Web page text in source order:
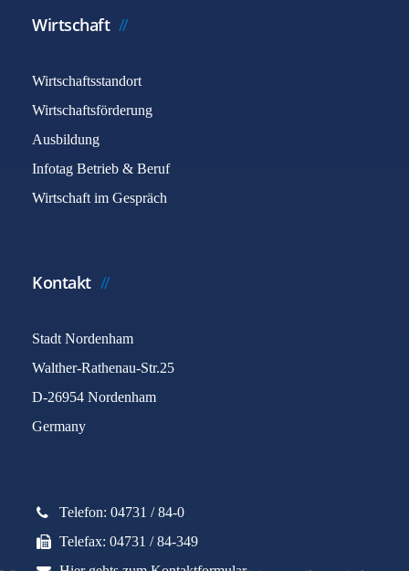
Wirtschaft
Wirtschaftsstandort
Wirtschaftsförderung
Ausbildung
Infotag Betrieb & Beruf
Wirtschaft im Gespräch
Kontakt
Stadt Nordenham
Walther-Rathenau-Str.25
D-26954 Nordenham
Germany
Telefon: 04731 / 84-0
Telefax: 04731 / 84-349